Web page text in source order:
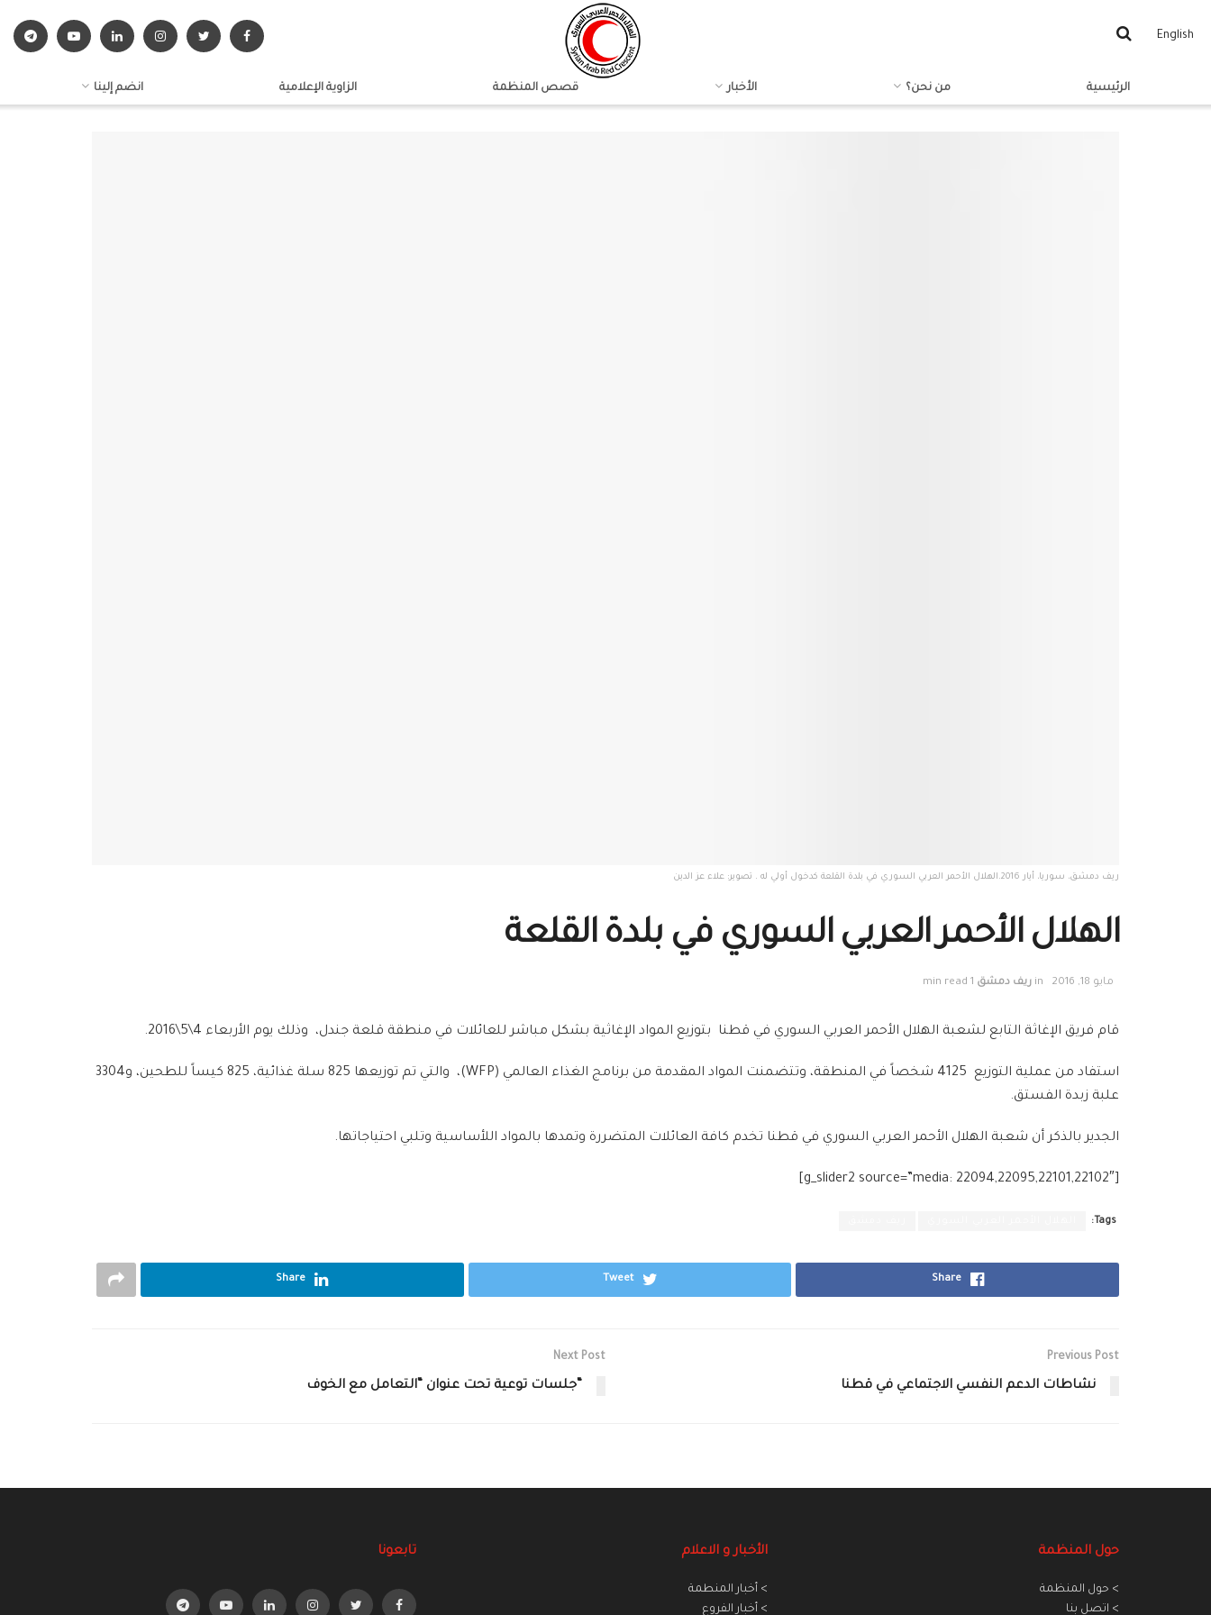
English
الرئيسية من نحن؟ الأخبار قصص المنظمة الزاوية الإعلامية انضم إلينا
ريف دمشق، سوريا، أيار 2016.الهلال الأحمر العربي السوري في بلدة القلعة كدخول أولي له . تصوير: علاء عز الدين
الهلال الأحمر العربي السوري في بلدة القلعة
مايو 18, 2016 in ريف دمشق 1 min read
قام فريق الإغاثة التابع لشعبة الهلال الأحمر العربي السوري في قطنا بتوزيع المواد الإغاثية بشكل مباشر للعائلات في منطقة قلعة جندل، وذلك يوم الأربعاء 4\5\2016.
استفاد من عملية التوزيع 4125 شخصاً في المنطقة، وتتضمنت المواد المقدمة من برنامج الغذاء العالمي (WFP)، والتي تم توزيعها 825 سلة غذائية، 825 كيساً للطحين، و3304
علبة زبدة الفستق.
الجدير بالذكر أن شعبة الهلال الأحمر العربي السوري في قطنا تخدم كافة العائلات المتضررة وتمدها بالمواد اللأساسية وتلبي احتياجاتها.
[g_slider2 source=”media: 22094,22095,22101,22102″]
Tags:
Share
Tweet
Share
Previous Post
نشاطات الدعم النفسي الاجتماعي في قطنا
Next Post
“جلسات توعية تحت عنوان “التعامل مع الخوف
حول المنظمة
> حول المنظمة
> اتصل بنا
الأخبار و الاعلام
> أخبار المنطمة
> أخبار الفروع
تابعونا